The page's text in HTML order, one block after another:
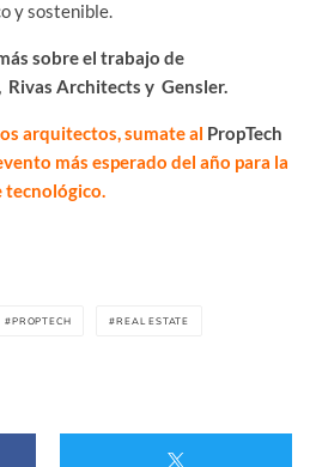
y sostenible.
sobre el trabajo de
Rivas Architects y Gensler.
arquitectos, sumate al PropTech
más esperado del año para la
tecnológico.
PROPTECH REAL ESTATE